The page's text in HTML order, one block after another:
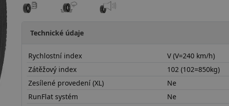
Technické údaje
Rychlostní index
V (V=240 km/h)
Zátěžový index
102 (102=850kg)
Zesílené provedení (XL)
Ne
RunFlat systém
Ne